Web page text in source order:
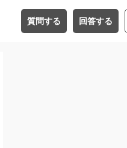
質問する 回答する